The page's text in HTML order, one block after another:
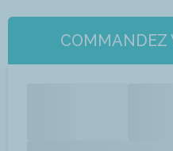
COMMANDEZ